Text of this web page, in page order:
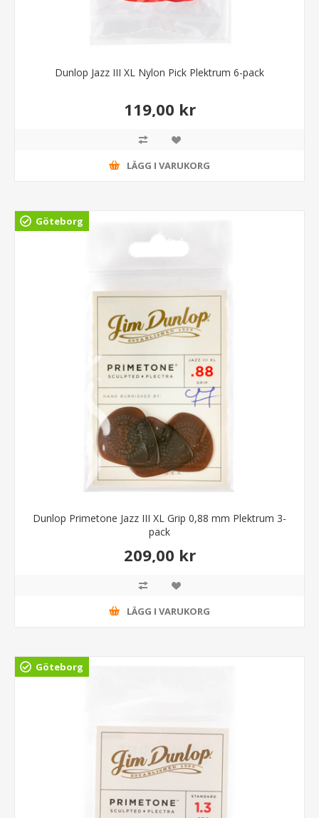
Dunlop Jazz III XL Nylon Pick Plektrum 6-pack
119,00 kr
LÄGG I VARUKORG
Göteborg
Dunlop Primetone Jazz III XL Grip 0,88 mm Plektrum 3-
pack
209,00 kr
LÄGG I VARUKORG
Göteborg